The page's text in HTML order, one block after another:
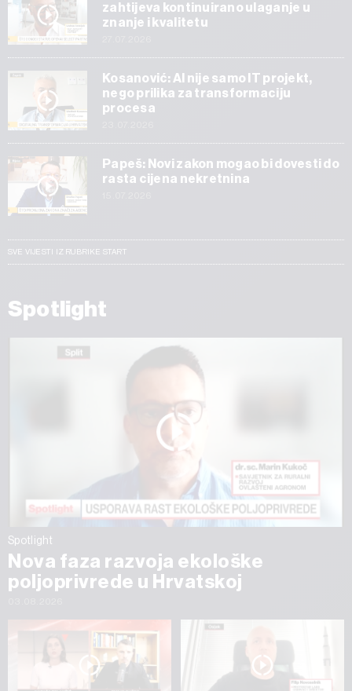
zahtijeva kontinuirano ulaganje u
znanje i kvalitetu
Kosanović: AI nije samo IT projekt,
nego prilika za transformaciju
procesa
Papeš: Novi zakon mogao bi dovesti do
rasta cijena nekretnina
SVE VIJESTI IZ RUBRIKE START
Spotlight
Spotlight
Nova faza razvoja ekološke
poljoprivrede u Hrvatskoj